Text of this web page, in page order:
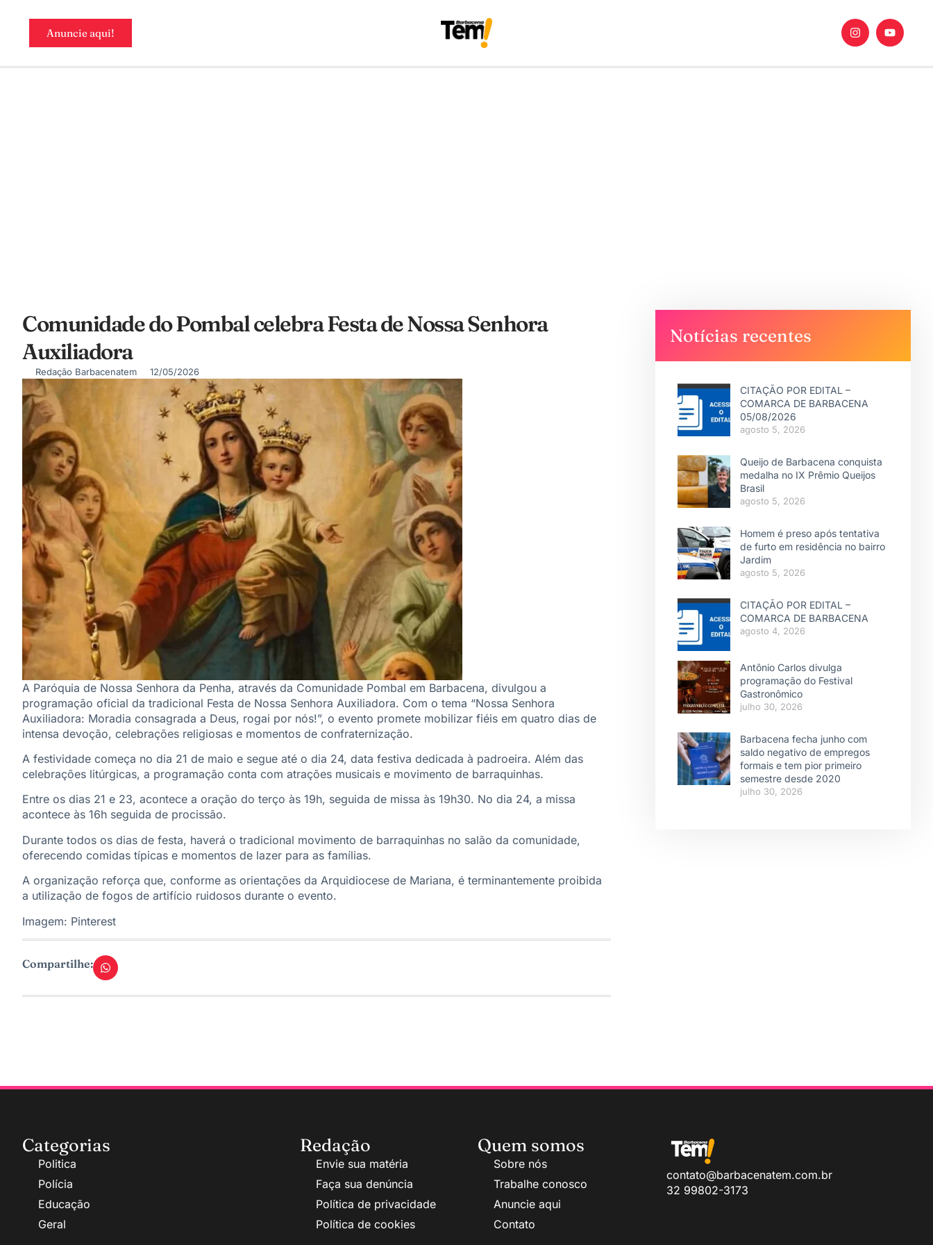
Anuncie aqui!
Comunidade do Pombal celebra Festa de Nossa Senhora
Auxiliadora
Redação Barbacenatem 12/05/2026
A Paróquia de Nossa Senhora da Penha, através da Comunidade Pombal em Barbacena, divulgou a
programação oficial da tradicional Festa de Nossa Senhora Auxiliadora. Com o tema “Nossa Senhora
Auxiliadora: Moradia consagrada a Deus, rogai por nós!”, o evento promete mobilizar fiéis em quatro dias de
intensa devoção, celebrações religiosas e momentos de confraternização.
A festividade começa no dia 21 de maio e segue até o dia 24, data festiva dedicada à padroeira. Além das
celebrações litúrgicas, a programação conta com atrações musicais e movimento de barraquinhas.
Entre os dias 21 e 23, acontece a oração do terço às 19h, seguida de missa às 19h30. No dia 24, a missa
acontece às 16h seguida de procissão.
Durante todos os dias de festa, haverá o tradicional movimento de barraquinhas no salão da comunidade,
oferecendo comidas típicas e momentos de lazer para as famílias.
A organização reforça que, conforme as orientações da Arquidiocese de Mariana, é terminantemente proibida
a utilização de fogos de artifício ruidosos durante o evento.
Imagem: Pinterest
Compartilhe:
Notícias recentes
CITAÇÃO POR EDITAL –
COMARCA DE BARBACENA
05/08/2026
agosto 5, 2026
Queijo de Barbacena conquista
medalha no IX Prêmio Queijos
Brasil
agosto 5, 2026
Homem é preso após tentativa
de furto em residência no bairro
Jardim
agosto 5, 2026
CITAÇÃO POR EDITAL –
COMARCA DE BARBACENA
agosto 4, 2026
Antônio Carlos divulga
programação do Festival
Gastronômico
julho 30, 2026
Barbacena fecha junho com
saldo negativo de empregos
formais e tem pior primeiro
semestre desde 2020
julho 30, 2026
Categorias
Politica
Polícia
Educação
Geral
Redação
Envie sua matéria
Faça sua denúncia
Política de privacidade
Política de cookies
Quem somos
Sobre nós
Trabalhe conosco
Anuncie aqui
Contato
contato@barbacenatem.com.br
32 99802-3173